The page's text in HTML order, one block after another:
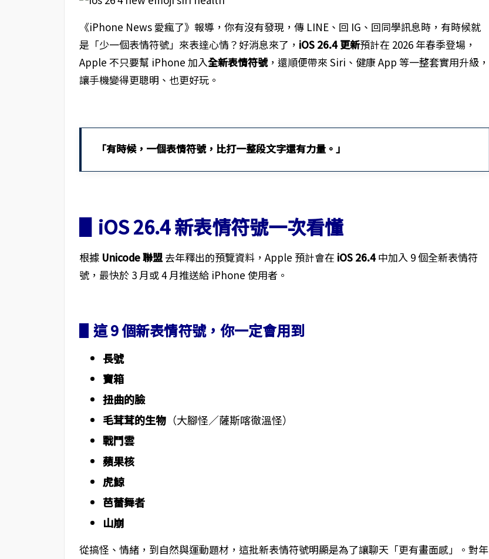
《iPhone News 愛瘋了》報導，你有沒有發現，傳 LINE、回 IG、回同學訊息時，有時候就
是「少一個表情符號」來表達心情？好消息來了， iOS 26.4 更新預計在 2026 年春季登場，
Apple 不只要幫 iPhone 加入全新表情符號，還順便帶來 Siri、健康 App 等一整套實用升級，
讓手機變得更聰明、也更好玩。
「有時候，一個表情符號，比打一整段文字還有力量。」
▋iOS 26.4 新表情符號一次看懂
根據 Unicode 聯盟去年釋出的預覽資料，Apple 預計會在 iOS 26.4中加入 9 個全新表情符
號，最快於 3 月或 4 月推送給 iPhone 使用者。
▋這 9 個新表情符號，你一定會用到
長號
寶箱
扭曲的臉
毛茸茸的生物（大腳怪／薩斯喀徹溫怪）
戰鬥雲
蘋果核
虎鯨
芭蕾舞者
山崩
從搞怪、情緒，到自然與運動題材，這批新表情符號明顯是為了讓聊天「更有畫面感」。對年